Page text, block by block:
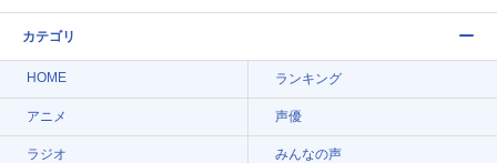
カテゴリ
HOME ランキング
アニメ 声優
ラジオ みんなの声